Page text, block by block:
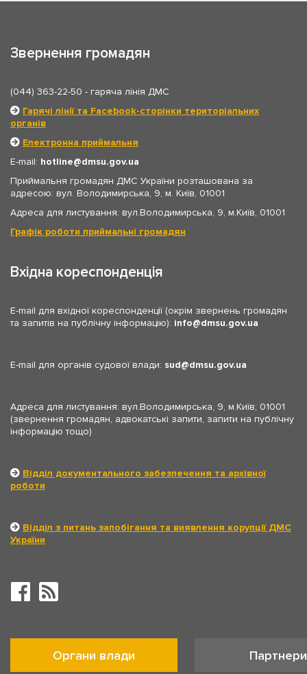
Звернення громадян
(044) 363-22-50 - гаряча лінія ДМС
Гарячі лінії та Facebook-сторінки територіальних
органів
Електронна приймальня
E-mail: hotline
dmsu.gov.ua
Приймальня громадян ДМС України розташована за
адресою: вул. Володимирська, 9, м. Київ, 01001
Адреса для листування: вул.Володимирська, 9, м.Київ, 01001
Графік роботи приймальні громадян
Вхідна кореспонденція
E-mail для вхідної кореспонденції (окрім звернень громадян
та запитів на публічну інформацію): info dmsu.gov.ua
E-mail для органів судової влади: sud dmsu.gov.ua
Адреса для листування: вул.Володимирська, 9, м.Київ, 01001
(звернення громадян, адвокатські запити, запити на публічну
інформацію тощо)
Відділ документального забезпечення та архівної
роботи
Відділ з питань запобігання та виявлення корупції ДМС
України
Органи влади Партнери